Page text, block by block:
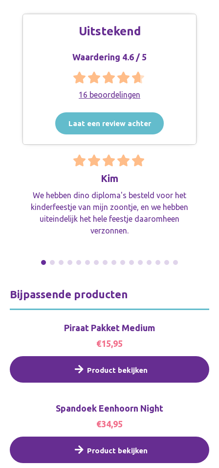
Uitstekend
Waardering 4.6 / 5
16 beoordelingen
Laat een review achter
Kim
We hebben dino diploma's besteld voor het
kinderfeestje van mijn zoontje, en we hebben
uiteindelijk het hele feestje daaromheen
verzonnen.
Bijpassende producten
Piraat Pakket Medium
€15,95
Product bekijken
Spandoek Eenhoorn Night
€34,95
Product bekijken